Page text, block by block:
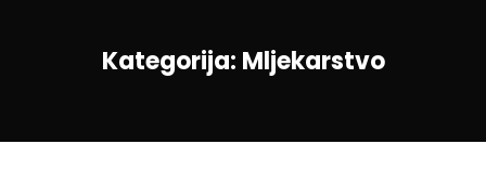
Kategorija: Mljekarstvo